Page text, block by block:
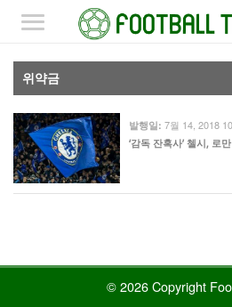
위약금
발행일: 7월 14, 2018
‘감독 잔혹사’ 첼시, 로
© 2026 Copyright